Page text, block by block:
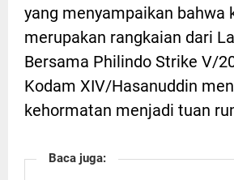
yang menyampaikan bahwa
merupakan rangkaian dari
Bersama Philindo Strike V/
Kodam XIV/Hasanuddin
kehormatan menjadi tuan
Baca juga: